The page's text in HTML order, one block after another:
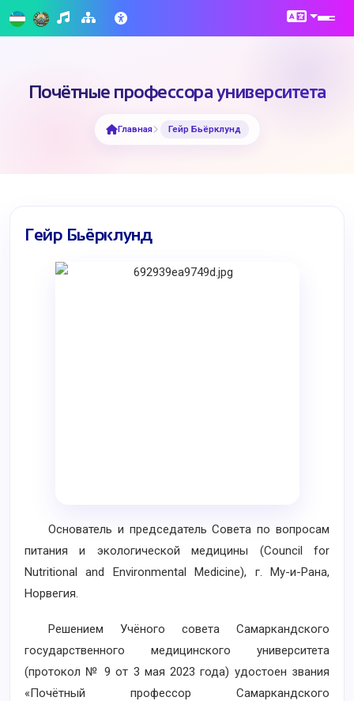
Почётные профессора университета
Главная Гейр Бьёрклунд
Гейр Бьёрклунд
Основатель и председатель Совета по вопросам
питания и экологической медицины (Council for
Nutritional and Environmental Medicine), г. Му-и-Рана,
Норвегия.
Решением Учёного совета Самаркандского
государственного медицинского университета
(протокол № 9 от 3 мая 2023 года) удостоен звания
«Почётный профессор Самаркандского